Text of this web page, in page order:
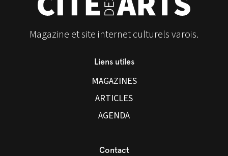
Magazine et site internet culturels varois.
Liens utiles
MAGAZINES
ARTICLES
AGENDA
Contact